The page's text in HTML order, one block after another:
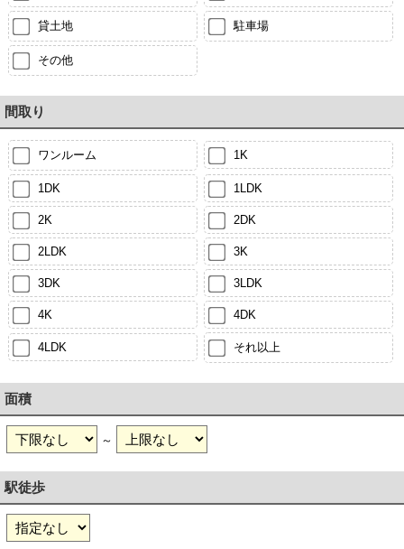
貸土地 駐車場
その他
間取り
ワンルーム 1K
1DK 1LDK
2K 2DK
2LDK 3K
3DK 3LDK
4K 4DK
4LDK それ以上
面積
～
駅徒歩